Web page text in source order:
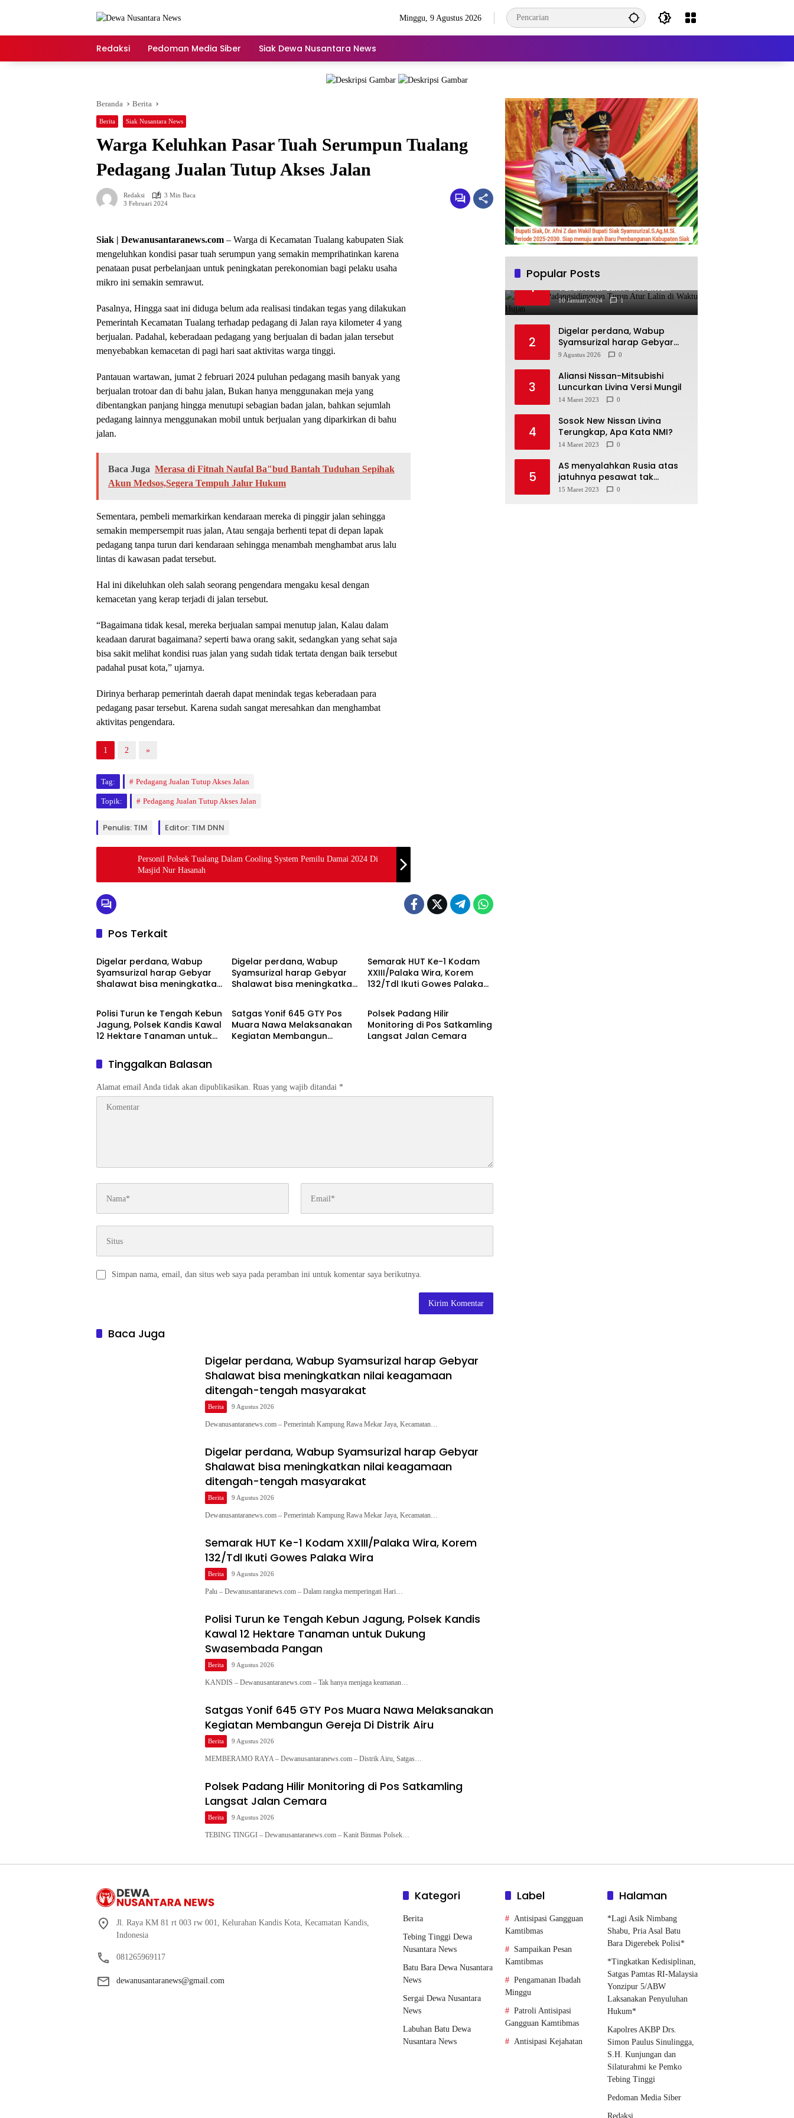
Minggu, 9 Agustus 2026
Redaksi Pedoman Media Siber Siak Dewa Nusantara News
Beranda Berita
Berita Siak Nusantara News
Warga Keluhkan Pasar Tuah Serumpun Tualang
Pedagang Jualan Tutup Akses Jalan
Redaksi
3 Min Baca
3 Februari 2024
Siak | Dewanusantaranews.com – Warga di Kecamatan Tualang kabupaten Siak
mengeluhkan kondisi pasar tuah serumpun yang semakin memprihatinkan karena
penataan pusat perbelanjaan untuk peningkatan perekonomian bagi pelaku usaha
mikro ini semakin semrawut.
Pasalnya, Hingga saat ini diduga belum ada realisasi tindakan tegas yang dilakukan
Pemerintah Kecamatan Tualang terhadap pedagang di Jalan raya kilometer 4 yang
berjualan. Padahal, keberadaan pedagang yang berjualan di badan jalan tersebut
menyebabkan kemacetan di pagi hari saat aktivitas warga tinggi.
Pantauan wartawan, jumat 2 februari 2024 puluhan pedagang masih banyak yang
berjualan trotoar dan di bahu jalan, Bukan hanya menggunakan meja yang
dibentangkan panjang hingga menutupi sebagian badan jalan, bahkan sejumlah
pedagang lainnya menggunakan mobil untuk berjualan yang diparkirkan di bahu
jalan.
Baca Juga Merasa di Fitnah Naufal Ba"bud Bantah Tuduhan Sepihak
Akun Medsos,Segera Tempuh Jalur Hukum
Sementara, pembeli memarkirkan kendaraan mereka di pinggir jalan sehingga
semakin mempersempit ruas jalan, Atau sengaja berhenti tepat di depan lapak
pedagang tanpa turun dari kendaraan sehingga menambah menghambat arus lalu
lintas di kawasan padat tersebut.
Hal ini dikeluhkan oleh salah seorang pengendara mengaku kesal dengan
kemacetan yang kerap terjadi di jalan tersebut.
“Bagaimana tidak kesal, mereka berjualan sampai menutup jalan, Kalau dalam
keadaan darurat bagaimana? seperti bawa orang sakit, sedangkan yang sehat saja
bisa sakit melihat kondisi ruas jalan yang sudah tidak tertata dengan baik tersebut
padahal pusat kota,” ujarnya.
Dirinya berharap pemerintah daerah dapat menindak tegas keberadaan para
pedagang pasar tersebut. Karena sudah sangat meresahkan dan menghambat
aktivitas pengendara.
1 2 »
Tag: Pedagang Jualan Tutup Akses Jalan
Topik: Pedagang Jualan Tutup Akses Jalan
Penulis: TIM Editor: TIM DNN
Personil Polsek Tualang Dalam Cooling System Pemilu Damai 2024 Di
Masjid Nur Hasanah
Pos Terkait
Berita
Digelar perdana, Wabup
Syamsurizal harap Gebyar
Shalawat bisa meningkatkan
Digelar perdana, Wabup
Syamsurizal harap Gebyar
Shalawat bisa meningkatkan
Semarak HUT Ke-1 Kodam
XXIII/Palaka Wira, Korem
132/Tdl Ikuti Gowes Palaka
Polisi Turun ke Tengah Kebun
Jagung, Polsek Kandis Kawal
12 Hektare Tanaman untuk
Pangan
Satgas Yonif 645 GTY Pos
Muara Nawa Melaksanakan
Kegiatan Membangun
Berita
Polsek Padang Hilir
Monitoring di Pos Satkamling
Langsat Jalan Cemara
Tinggalkan Balasan
Alamat email Anda tidak akan dipublikasikan. Ruas yang wajib ditandai *
Simpan nama, email, dan situs web saya pada peramban ini untuk komentar saya berikutnya.
Baca Juga
Digelar perdana, Wabup Syamsurizal harap Gebyar
Shalawat bisa meningkatkan nilai keagamaan
ditengah-tengah masyarakat
Berita 9 Agustus 2026
Dewanusantaranews.com – Pemerintah Kampung Rawa Mekar Jaya, Kecamatan…
Digelar perdana, Wabup Syamsurizal harap Gebyar
Shalawat bisa meningkatkan nilai keagamaan
ditengah-tengah masyarakat
Berita 9 Agustus 2026
Dewanusantaranews.com – Pemerintah Kampung Rawa Mekar Jaya, Kecamatan…
Semarak HUT Ke-1 Kodam XXIII/Palaka Wira, Korem
132/Tdl Ikuti Gowes Palaka Wira
Berita 9 Agustus 2026
Palu – Dewanusantaranews.com – Dalam rangka memperingati Hari…
Polisi Turun ke Tengah Kebun Jagung, Polsek Kandis
Kawal 12 Hektare Tanaman untuk Dukung
Swasembada Pangan
Berita 9 Agustus 2026
KANDIS – Dewanusantaranews.com – Tak hanya menjaga keamanan…
Satgas Yonif 645 GTY Pos Muara Nawa Melaksanakan
Kegiatan Membangun Gereja Di Distrik Airu
Berita 9 Agustus 2026
MEMBERAMO RAYA – Dewanusantaranews.com – Distrik Airu, Satgas…
Polsek Padang Hilir Monitoring di Pos Satkamling
Langsat Jalan Cemara
Berita 9 Agustus 2026
TEBING TINGGI – Dewanusantaranews.com – Kanit Binmas Polsek…
Popular Posts
1
Kapolres Padangsidimpuan
Turun Atur Lalin di Waktu
Hujan
10 Januari 2024 1
2
Digelar perdana, Wabup
Syamsurizal harap Gebyar
Shalawat bisa meningkatkan
tengah masyarakat
9 Agustus 2026 0
3
Aliansi Nissan-Mitsubishi
Luncurkan Livina Versi Mungil
14 Maret 2023 0
4
Sosok New Nissan Livina
Terungkap, Apa Kata NMI?
14 Maret 2023 0
5
AS menyalahkan Rusia atas
jatuhnya pesawat tak
berawak di Laut Hitam,
15 Maret 2023 0
Jl. Raya KM 81 rt 003 rw 001, Kelurahan Kandis Kota, Kecamatan Kandis,
Indonesia
081265969117
dewanusantaranews@gmail.com
Kategori
Berita
Tebing Tinggi Dewa
Nusantara News
Batu Bara Dewa Nusantara
News
Sergai Dewa Nusantara
News
Labuhan Batu Dewa
Nusantara News
Label
Antisipasi Gangguan
Kamtibmas
Sampaikan Pesan
Kamtibmas
Pengamanan Ibadah
Minggu
Patroli Antisipasi
Gangguan Kamtibmas
Antisipasi Kejahatan
Halaman
*Lagi Asik Nimbang
Shabu, Pria Asal Batu
Bara Digerebek Polisi*
*Tingkatkan Kedisiplinan,
Satgas Pamtas RI-Malaysia
Yonzipur 5/ABW
Laksanakan Penyuluhan
Hukum*
Kapolres AKBP Drs.
Simon Paulus Sinulingga,
S.H. Kunjungan dan
Silaturahmi ke Pemko
Tebing Tinggi
Pedoman Media Siber
Redaksi